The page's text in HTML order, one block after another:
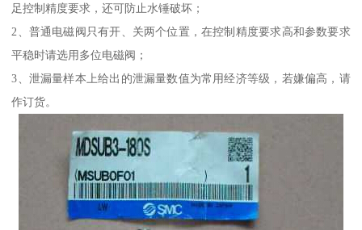
足控制精度要求，还可防止水锤破坏；
2、普通电磁阀只有开、关两个位置，在控制精度要求高和参数要求
平稳时请选用多位电磁阀；
3、泄漏量样本上给出的泄漏量数值为常用经济等级，若嫌偏高，请
作订货。